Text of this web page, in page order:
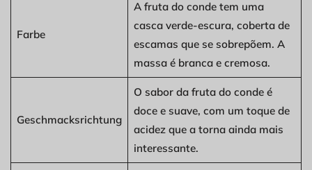
Farbe
A fruta do conde tem uma
casca verde-escura, coberta de
escamas que se sobrepõem. A
massa é branca e cremosa.
Geschmacksrichtung
O sabor da fruta do conde é
doce e suave, com um toque de
acidez que a torna ainda mais
interessante.